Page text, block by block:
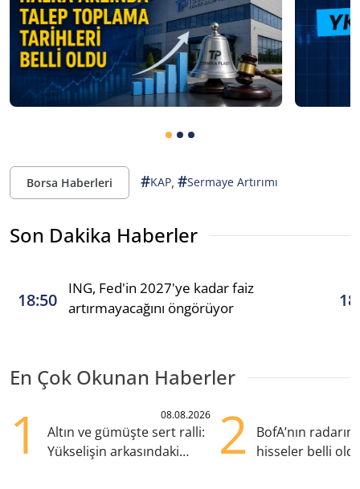
Borsa Haberleri #KAP, #Sermaye Artırımı
Son Dakika Haberler
18:50
ING, Fed'in 2027'ye kadar faiz
artırmayacağını öngörüyor
En Çok Okunan Haberler
1 08.08.2026
Altın ve gümüşte sert ralli:
Yükselişin arkasındaki
2
BofA’nın
hisseler belli